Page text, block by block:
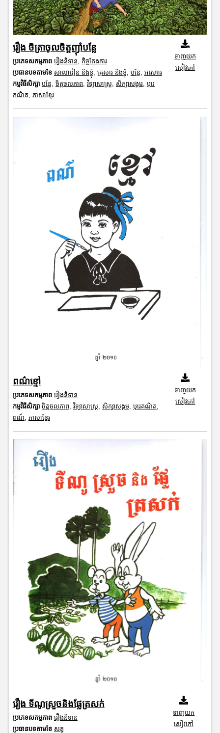
រឿង ចិត្រាចូលចិត្តញុាំបន្លែ
ប្រភេទសកម្មភាព រឿងនិទាន, កិច្ចតែងការ
ប្រធានបទតាមខែ សាលារៀន និងខ្ញុំ, គ្រួសារ និងខ្ញុំ, បន្លែ, អារហារ
កម្មវិធីសិក្សា បន្លែ, ចិត្តចលភាព, វិទ្យាសាស្រ្ត, សិក្សាសង្គម, បុរេ
គណិត, ភាសាខ្មែរ
ទាញយក
សៀវភៅ
ពណ៌ខ្មៅ
ប្រភេទសកម្មភាព រឿងនិទាន
កម្មវិធីសិក្សា ចិត្តចលភាព វិទ្យាសាស្រ្ត សិក្សាសង្គម, បុរេគណិត
ពណ៍ ភាសាខ្មែរ
ទាញយក
សៀវភៅ
រឿង ទីណូស្រួចនិងផ្លែត្រសក់
ប្រភេទសកម្មភាព រឿងនិទាន
ប្រធានបទតាមខែ សត្វ
ទាញយក
សៀវភៅ